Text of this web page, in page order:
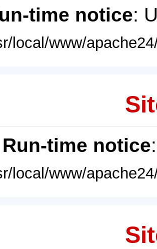
time notice:
local/www/
Run-time notice
local/www/